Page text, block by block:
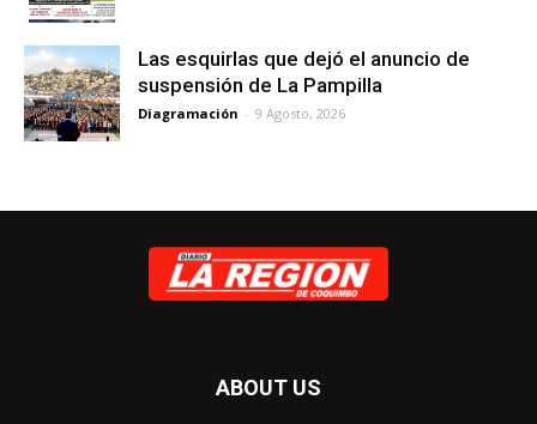
Las esquirlas que dejó el anuncio de
suspensión de La Pampilla
Diagramación - 9 Agosto, 2026
ABOUT US